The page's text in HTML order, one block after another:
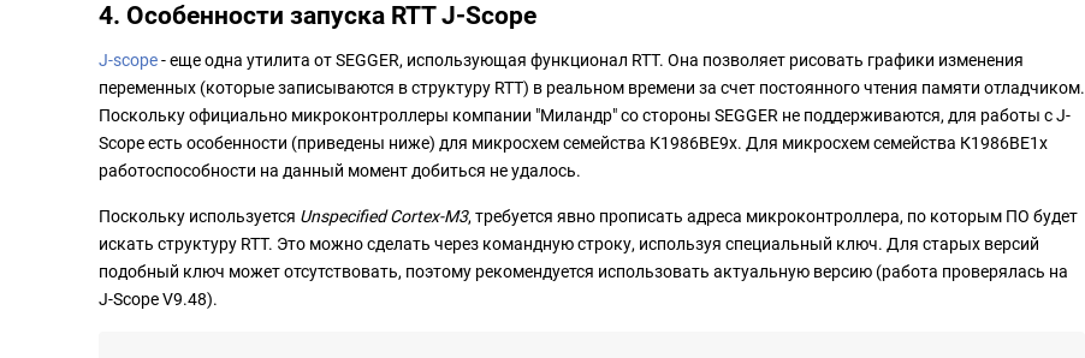
4. Особенности запуска RTT J-Scope
J-scope- еще одна утилита от SEGGER, использующая функционал RTT. Она позволяет рисовать графики изменения
переменных (которые записываются в структуру RTT) в реальном времени за счет постоянного чтения памяти отладчиком.
Поскольку официально микроконтроллеры компании "Миландр" со стороны SEGGER не поддерживаются, для работы с J-
Scope есть особенности (приведены ниже) для микросхем семейства К1986ВЕ9x. Для микросхем семейства К1986ВЕ1x
работоспособности на данный момент добиться не удалось.
Поскольку используется Unspecified Cortex-M3, требуется явно прописать адреса микроконтроллера, по которым ПО будет
искать структуру RTT. Это можно сделать через командную строку, используя специальный ключ. Для старых версий
подобный ключ может отсутствовать, поэтому рекомендуется использовать актуальную версию (работа проверялась на
J-Scope V9.48).